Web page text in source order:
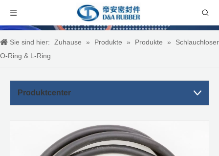
Sie sind hier: Zuhause » Produkte » Produkte »
Schlauchloser
O-Ring & L-Ring
Produktcenter